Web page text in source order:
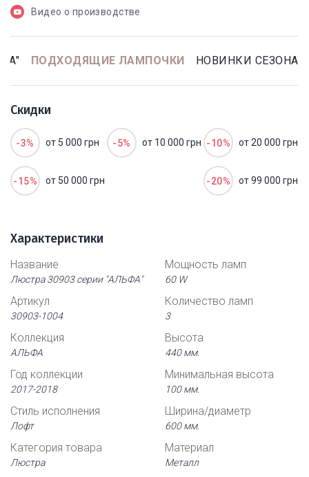
Видео о производстве
ПОДХОДЯЩИЕ ЛАМПОЧКИ НОВИНКИ СЕЗОНА
Скидки
-3% от 5 000 грн -5% от 10 000 грн -10% от 20 000 грн
-15% от 50 000 грн -20% от 99 000 грн
Характеристики
Название
Люстра 30903 серии "АЛЬФА"
Артикул
30903-1004
Коллекция
АЛЬФА
Год коллекции
2017-2018
Стиль исполнения
Лофт
Категория товара
Люстра
Мощность ламп
60 W
Количество ламп
3
Высота
440 мм.
Минимальная высота
100 мм.
Ширина/диаметр
600 мм.
Материал
Металл